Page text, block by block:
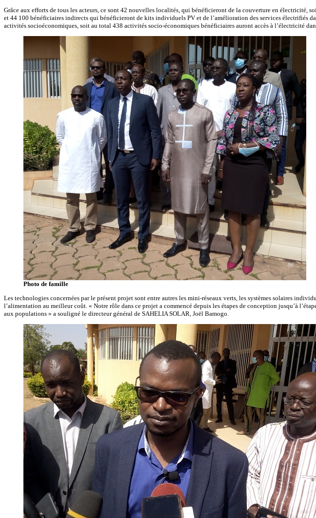
Grâce aux efforts de tous les acteurs, ce sont 42 nouvelles localités, qui bénéficieront de la couverture en électricité,
et 44 100 bénéficiaires indirects qui bénéficieront de kits individuels PV et de l’amélioration des services électrifiés
activités socioéconomiques, soit au total 438 activités socio-économiques bénéficiaires auront accès à l’électricité
Photo de famille
Les technologies concernées par le présent projet sont entre autres les mini-réseaux verts, les systèmes solaires
l’alimentation au meilleur coût. « Notre rôle dans ce projet a commencé depuis les étapes de conception jusqu’à
aux populations » a souligné le directeur général de SAHELIA SOLAR, Joël Bamogo.